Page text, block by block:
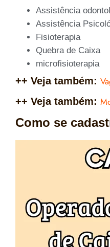
Assistência
Assistência
Fisioterapia
Quebra de Caixa
microfisioterapia
++ Veja também:
++ Veja também:
Como se